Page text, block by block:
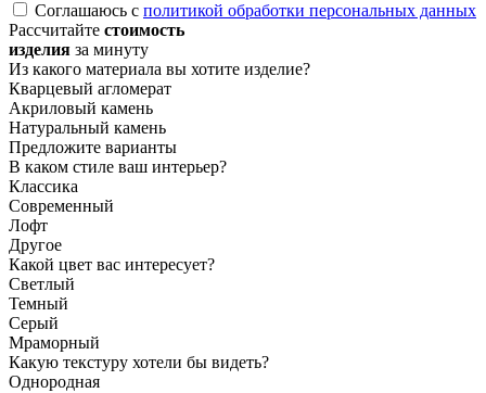
Соглашаюсь с политикой обработки персональных данных
Рассчитайте стоимость
изделия за минуту
Из какого материала вы хотите изделие?
Кварцевый агломерат
Акриловый камень
Натуральный камень
Предложите варианты
В каком стиле ваш интерьер?
Классика
Современный
Лофт
Другое
Какой цвет вас интересует?
Светлый
Темный
Серый
Мраморный
Какую текстуру хотели бы видеть?
Однородная